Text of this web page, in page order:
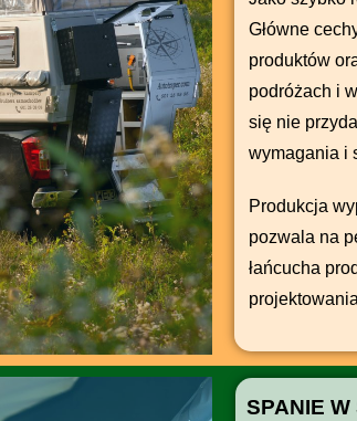
Główne
produktów
podróżach i
się nie
wymagania i
Produkcja
pozwala na
łańcucha
SPANIE W